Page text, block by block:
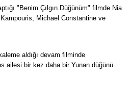
"Benim Çılgın Düğünüm" filmde Nia
Michael Constantine ve
aldığı devam filminde
ailesi bir kez daha bir Yunan düğünü